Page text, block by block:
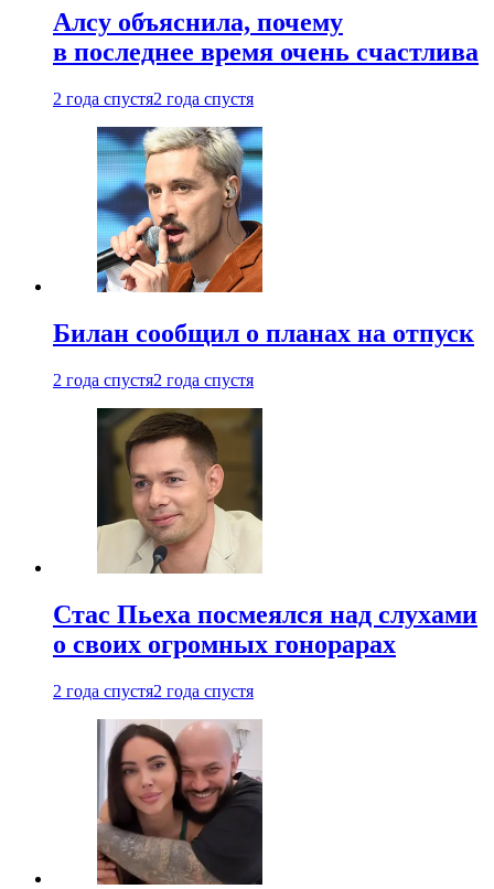
Алсу объяснила, почему
в последнее время очень счастлива
2 года спустя2 года спустя
Билан сообщил о планах на отпуск
2 года спустя2 года спустя
Стас Пьеха посмеялся над слухами
о своих огромных гонорарах
2 года спустя2 года спустя